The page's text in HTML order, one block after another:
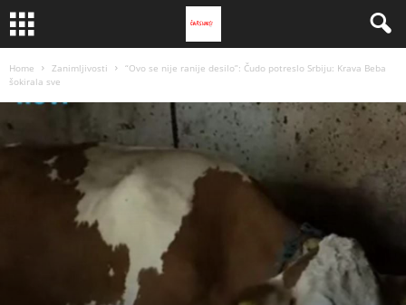
Home Zanimljivosti
“Ovo se nije ranije desilo”: Čudo potreslo Srbiju: Krava Beba
šokirala sve